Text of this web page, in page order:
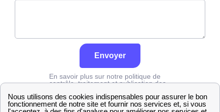
Envoyer
En savoir plus sur notre politique de
contrôle, traitement et publication des